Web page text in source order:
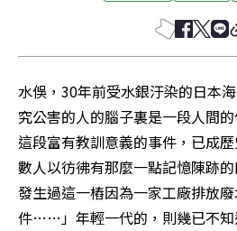
水俁，30年前受水銀汙染的日本
究公害的人的腦子裏是一段人間
這段富有教訓意義的事件，已成
數人以彷彿有那麼一點記憶陳跡
發生過這一樁因為一家工廠排放
件……」年輕一代的，則幾已不知